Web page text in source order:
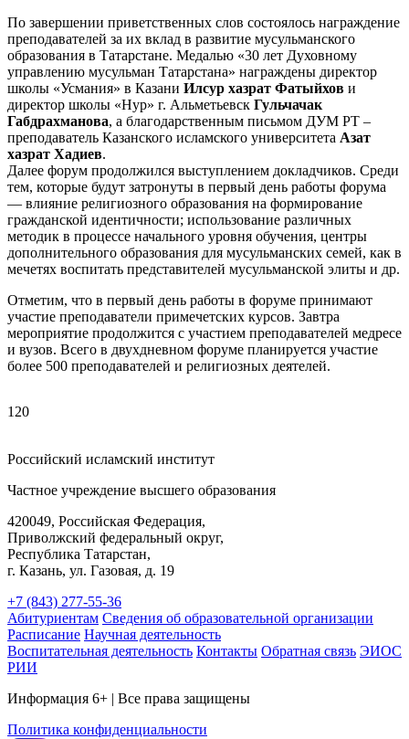
По завершении приветственных слов состоялось награждение
преподавателей за их вклад в развитие мусульманского
образования в Татарстане. Медалью «30 лет Духовному
управлению мусульман Татарстана» награждены директор
школы «Усмания» в Казани Илсур хазрат Фатыйхов и
директор школы «Нур» г. Альметьевск Гульчачак
Габдрахманова, а благодарственным письмом ДУМ РТ –
преподаватель Казанского исламского университета Азат
хазрат Хадиев.
Далее форум продолжился выступлением докладчиков. Среди
тем, которые будут затронуты в первый день работы форума
— влияние религиозного образования на формирование
гражданской идентичности; использование различных
методик в процессе начального уровня обучения, центры
дополнительного образования для мусульманских семей, как в
мечетях воспитать представителей мусульманской элиты и др.
Отметим, что в первый день работы в форуме принимают
участие преподаватели примечетских курсов. Завтра
мероприятие продолжится с участием преподавателей медресе
и вузов. Всего в двухдневном форуме планируется участие
более 500 преподавателей и религиозных деятелей.
120
Российский исламский институт
Частное учреждение высшего образования
420049, Российская Федерация,
Приволжский федеральный округ,
Республика Татарстан,
г. Казань, ул. Газовая, д. 19
+7 (843) 277-55-36
Абитуриентам Сведения об образовательной организации
Расписание Научная деятельность
Воспитательная деятельность Контакты Обратная связь ЭИОС
РИИ
Информация 6+ | Все права защищены
Политика конфиденциальности